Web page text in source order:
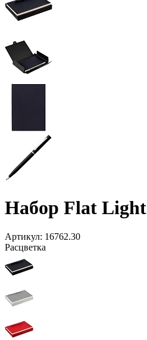
Набор Flat Light
Артикул: 16762.30
Расцветка